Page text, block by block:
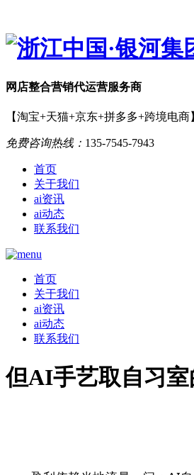
网店整合营销代运营服务商
【淘宝+天猫+京东+拼多多+跨境电商
免费咨询热线： 135-7545-7943
首页
关于我们
ai资讯
ai动态
联系我们
首页
关于我们
ai资讯
ai动态
联系我们
但AI手艺取自习